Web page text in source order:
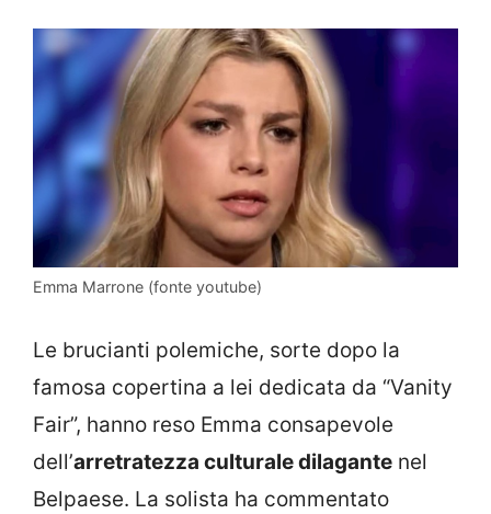
Emma Marrone (fonte youtube)
Le brucianti polemiche, sorte dopo la
famosa copertina a lei dedicata da “Vanity
Fair”, hanno reso Emma consapevole
dell’arretratezza culturale dilagante nel
Belpaese. La solista ha commentato